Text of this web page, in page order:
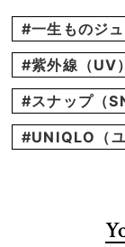
#一生ものジ
#紫外線（UV
#スナップ（
#UNIQLO（ユ